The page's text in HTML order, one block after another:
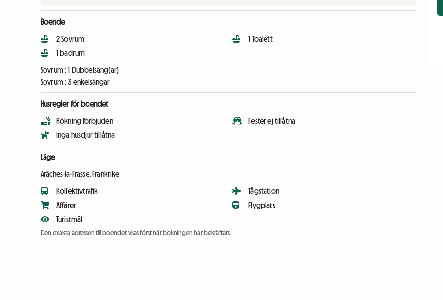
Boende
2 Sovrum
1 badrum
1 Toalett
Sovrum :1 Dubbelsäng(ar)
Sovrum :3 enkelsängar
Husregler för boendet
Rökning förbjuden
Inga husdjur tillåtna
Fester ej tillåtna
Läge
Arâches-la-Frasse, Frankrike
Kollektivtrafik
Affärer
Turistmål
Tågstation
Flygplats
Den exakta adressen till boendet visas först när bokningen har bekräftats.